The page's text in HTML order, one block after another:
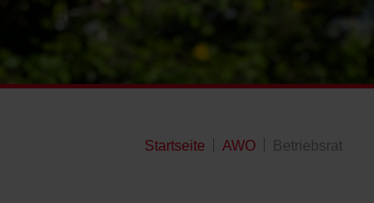
Startseite AWO Betriebsrat